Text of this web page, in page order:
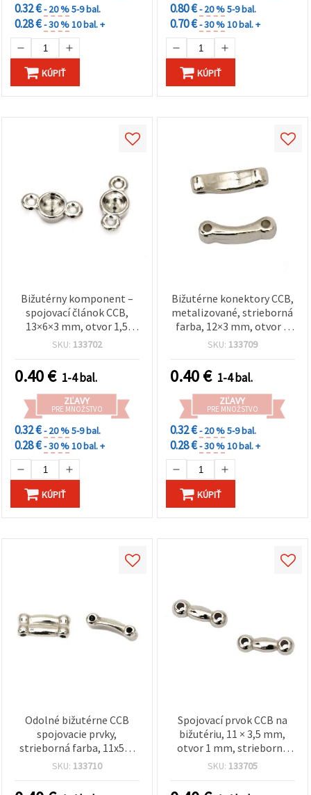
0.32 €- 20 %5-9 bal.
0.28 €- 30 %10 bal. +
KÚPIŤ
0.80 €- 20 %5-9 bal.
0.70 €- 30 %10 bal. +
KÚPIŤ
Bižutérny komponent –
spojovací článok CCB,
13×6×3 mm, otvor 1,5
mm, strieborný – 50 ks
SKU: 133702
0.40€ 1-4 bal.
ZĽAVY
PRE MNOŽSTVO
0.32 €- 20 %5-9 bal.
0.28 €- 30 %10 bal. +
KÚPIŤ
Bižutérne konektory CCB,
metalizované, strieborná
farba, 12×3 mm, otvor 1
mm, na náramky a
SKU: 133709
0.40€ 1-4 bal.
ZĽAVY
PRE MNOŽSTVO
0.32 €- 20 %5-9 bal.
0.28 €- 30 %10 bal. +
KÚPIŤ
Odolné bižutérne CCB
spojovacie prvky,
strieborná farba, 11x5x3
mm, otvor 1 mm –
SKU: 133710
Spojovací prvok CCB na
bižutériu, 11 × 3,5 mm,
otvor 1 mm, strieborná
farba, balenie 50 ks
SKU: 133705